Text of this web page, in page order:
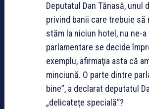
Deputatul Dan Tănasă,
privind banii care trebuie să
stăm la niciun hotel, nu ne-
parlamentare se decide
exemplu, afirmaţia asta că
minciună. O parte dintre
bine”, a declarat deputatul
„delicateţe specială“?